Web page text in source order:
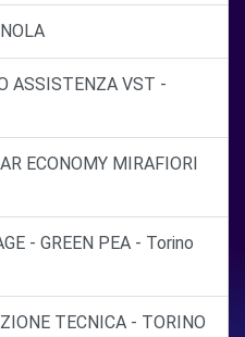
ASSISTENZA VST -
ECONOMY MIRAFIORI
- GREEN PEA - Torino
TECNICA - TORINO